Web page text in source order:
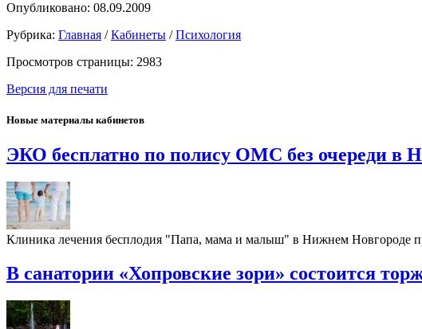
Опубликовано: 08.09.2009
Рубрика: Главная /Кабинеты /Психология
Просмотров страницы: 2983
Версия для печати
Новые материалы кабинетов
ЭКО бесплатно по полису ОМС без очереди в
Клиника лечения бесплодия "Папа, мама и малыш" в Нижнем
В санатории «Хопровские зори» состоится